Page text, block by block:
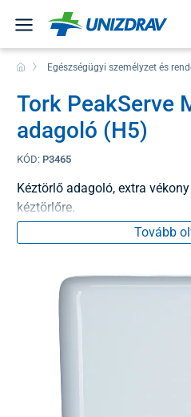
Egészségügyi személyzet és
Tork PeakServe
adagoló (H5)
KÓD: P3465
Kéztörlő adagoló, extra
kéztörlőre.
Tovább